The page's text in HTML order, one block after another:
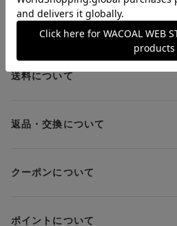
着圧（加圧）を利用した商品の使用上
「スポーツタイツの選び方」はこち
CW-Xスポーツタイツを一覧表で比較
お支払方法について
代金引換
PayPay
楽天ペイ
※商品や条件により、一部ご利用いた
送料について
（税込）（全国一律）をご負担いた
す。
返品・交換について
ブラジャー・靴・スポーツタイツ
い」をご利用ください。ただし、セ
クーポンについて
クーポン利用方法について
ポイントについて